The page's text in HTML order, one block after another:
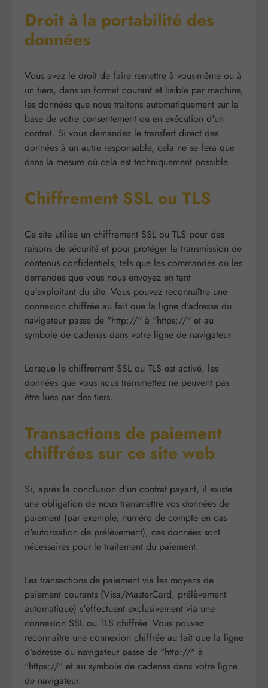
Droit à la portabilité des
données
Vous avez le droit de faire remettre à vous-même ou à
un tiers, dans un format courant et lisible par machine,
les données que nous traitons automatiquement sur la
base de votre consentement ou en exécution d'un
contrat. Si vous demandez le transfert direct des
données à un autre responsable, cela ne se fera que
dans la mesure où cela est techniquement possible.
Chiffrement SSL ou TLS
Ce site utilise un chiffrement SSL ou TLS pour des
raisons de sécurité et pour protéger la transmission de
contenus confidentiels, tels que les commandes ou les
demandes que vous nous envoyez en tant
qu'exploitant du site. Vous pouvez reconnaître une
connexion chiffrée au fait que la ligne d'adresse du
navigateur passe de "http://" à "https://" et au
symbole de cadenas dans votre ligne de navigateur.
Lorsque le chiffrement SSL ou TLS est activé, les
données que vous nous transmettez ne peuvent pas
être lues par des tiers.
Transactions de paiement
chiffrées sur ce site web
Si, après la conclusion d'un contrat payant, il existe
une obligation de nous transmettre vos données de
paiement (par exemple, numéro de compte en cas
d'autorisation de prélèvement), ces données sont
nécessaires pour le traitement du paiement.
Les transactions de paiement via les moyens de
paiement courants (Visa/MasterCard, prélèvement
automatique) s'effectuent exclusivement via une
connexion SSL ou TLS chiffrée. Vous pouvez
reconnaître une connexion chiffrée au fait que la ligne
d'adresse du navigateur passe de "http://" à
"https://" et au symbole de cadenas dans votre ligne
de navigateur.